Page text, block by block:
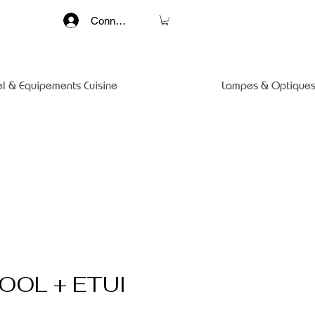
Connexion
& Equipements Cuisine Lampes &
+ ETUI